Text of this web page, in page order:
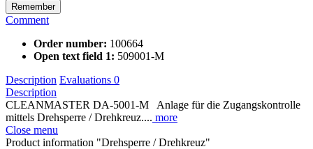
Remember
Comment
Order number: 100664
Open text field 1: 509001-M
Description Evaluations 0
Description
CLEANMASTER DA-5001-M Anlage für die Zugangskontrolle
mittels Drehsperre / Drehkreuz.... more
Close menu
Product information "Drehsperre / Drehkreuz"